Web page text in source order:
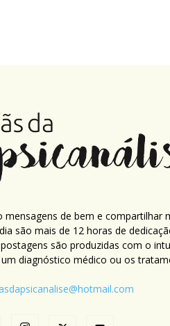
de bem e compartilhar
são mais de 12 horas de
são produzidas com o
diagnóstico médico ou os